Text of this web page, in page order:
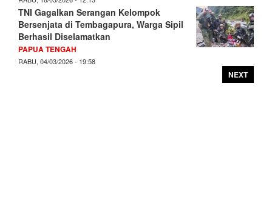
TNI Gagalkan Serangan Kelompok
Bersenjata di Tembagapura, Warga Sipil
Berhasil Diselamatkan
PAPUA TENGAH
RABU, 04/03/2026 - 19:58
NEXT